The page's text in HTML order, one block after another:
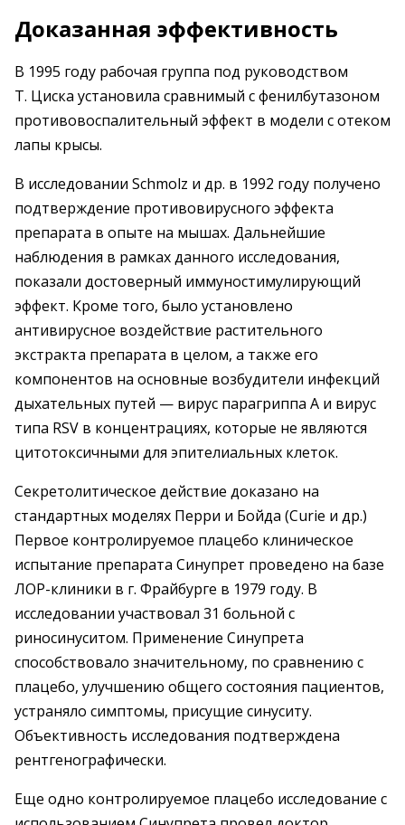
Доказанная эффективность
В 1995 году рабочая группа под руководством
Т. Циска установила сравнимый с фенилбутазоном
противовоспалительный эффект в модели с отеком
лапы крысы.
В исследовании Schmolz и др. в 1992 году получено
подтверждение противовирусного эффекта
препарата в опыте на мышах. Дальнейшие
наблюдения в рамках данного исследования,
показали достоверный иммуностимулирующий
эффект. Кроме того, было установлено
антивирусное воздействие растительного
экстракта препарата в целом, а также его
компонентов на основные возбудители инфекций
дыхательных путей — вирус парагриппа А и вирус
типа RSV в концентрациях, которые не являются
цитотоксичными для эпителиальных клеток.
Секретолитическое действие доказано на
стандартных моделях Перри и Бойда (Curie и др.)
Первое контролируемое плацебо клиническое
испытание препарата Синупрет проведено на базе
ЛОР-клиники в г. Фрайбурге в 1979 году. В
исследовании участвовал 31 больной с
риносинуситом. Применение Cинупрета
способствовало значительному, по сравнению с
плацебо, улучшению общего состояния пациентов,
устраняло симптомы, присущие синуситу.
Объективность исследования подтверждена
рентгенографически.
Еще одно контролируемое плацебо исследование с